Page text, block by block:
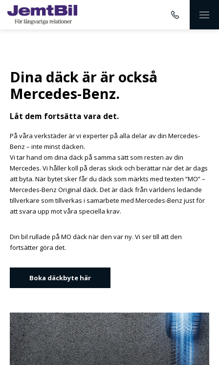
Dina däck är är också
Mercedes-Benz.
Låt dem fortsätta vara det.
På våra verkstäder är vi experter på alla delar av din Mercedes-
Benz – inte minst däcken.
Vi tar hand om dina däck på samma sätt som resten av din
Mercedes. Vi håller koll på deras skick och berättar när det är dags
att byta. När bytet sker får du däck som märkts med texten ”MO” –
Mercedes-Benz Original däck. Det är däck från världens ledande
tillverkare som tillverkas i samarbete med Mercedes-Benz just för
att svara upp mot våra speciella krav.
Din bil rullade på MO däck när den var ny. Vi ser till att den
fortsätter göra det.
Boka däckbyte här